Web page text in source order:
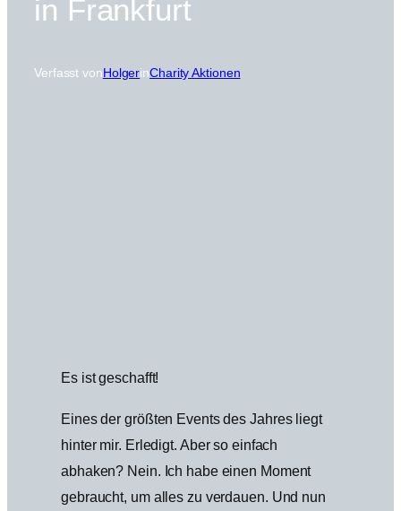
in Frankfurt
Verfasst vonHolgerinCharity Aktionen
Es ist geschafft!
Eines der größten Events des Jahres liegt
hinter mir. Erledigt. Aber so einfach
abhaken? Nein. Ich habe einen Moment
gebraucht, um alles zu verdauen. Und nun